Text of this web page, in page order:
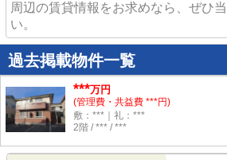
周辺の賃貸情報をお求めなら、ぜひ
い。
過去掲載物件一覧
***万円
(管理費・共益費 ***円)
敷：***｜礼：***
2階 / *** / ***